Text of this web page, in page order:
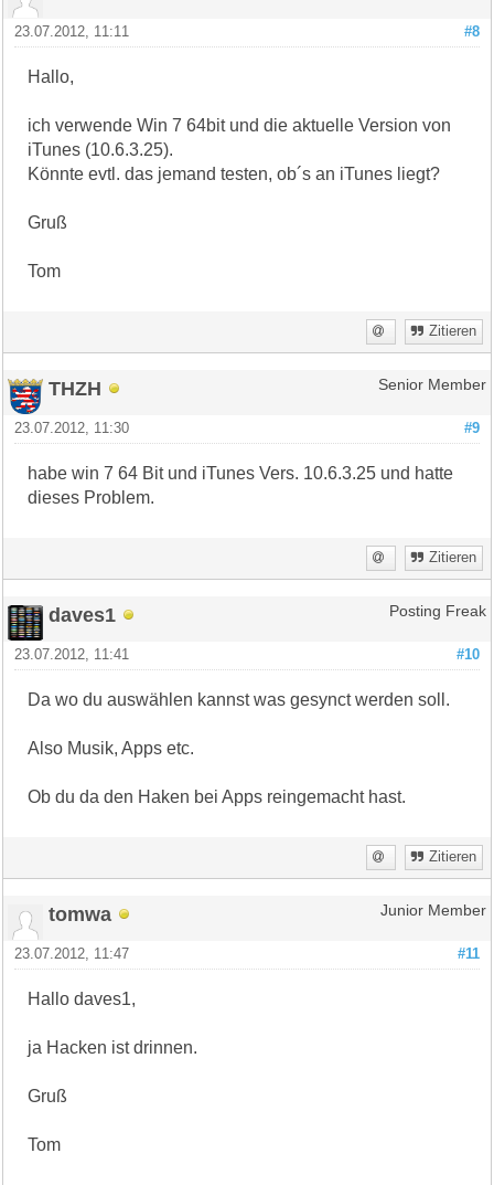
#8
23.07.2012, 11:11
Hallo,
ich verwende Win 7 64bit und die aktuelle Version von
iTunes (10.6.3.25).
Könnte evtl. das jemand testen, ob´s an iTunes liegt?
Gruß
Tom
Zitieren
THZH Senior Member
#9
23.07.2012, 11:30
habe win 7 64 Bit und iTunes Vers. 10.6.3.25 und hatte
dieses Problem.
Zitieren
daves1 Posting Freak
#10
23.07.2012, 11:41
Da wo du auswählen kannst was gesynct werden soll.
Also Musik, Apps etc.
Ob du da den Haken bei Apps reingemacht hast.
Zitieren
tomwa Junior Member
#11
23.07.2012, 11:47
Hallo daves1,
ja Hacken ist drinnen.
Gruß
Tom